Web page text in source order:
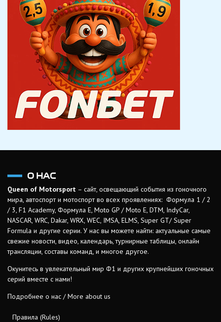
О НАС
Queen of Motorsport – сайт, освещающий события из гоночного
мира, автоспорт и мотоспорт во всех проявлениях: Формула 1 / 2
/ 3, F1 Academy, Формула Е, Moto GP / Moto E, DTM, IndyCar,
NASCAR, WRC, Dakar, WRX, WEC, IMSA, ELMS, Super GT/ Super
Formula и другие серии. У нас вы можете найти: актуальные самые
свежие новости, видео, календарь, турнирные таблицы, онлайн
трансляции, составы команд, и многое другое.
Окунитесь в увлекательный мир Ф1 и других крупнейших гоночных
серий вместе с нами!
Подробнее о нас / More about us
Правила (Rules)